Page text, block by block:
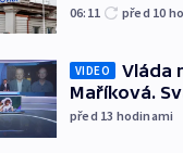
06:11 před 10
VIDEO
Vláda
Maříková.
před 13 hodinami